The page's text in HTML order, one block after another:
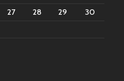
27 28 29
30